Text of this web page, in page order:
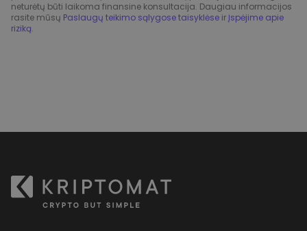
neturėtų būti laikoma finansine konsultacija. Daugiau informacijos
rasite mūsų Paslaugų teikimo sąlygose taisyklėse ir Įspėjime apie
riziką.